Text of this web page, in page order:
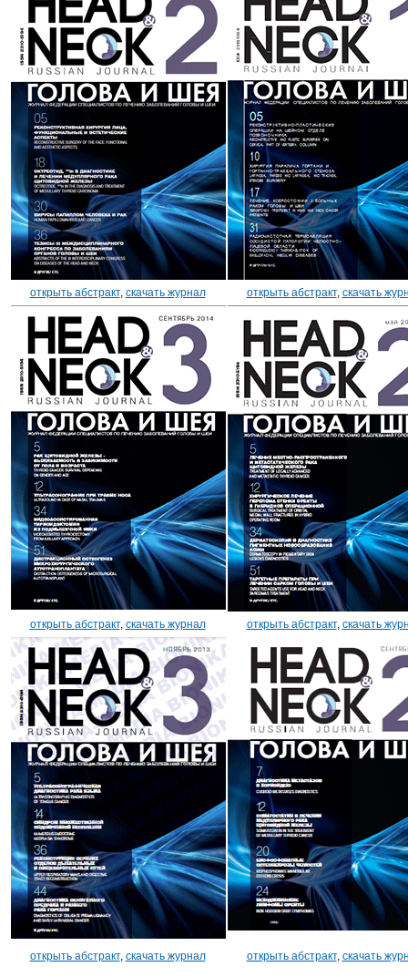
открыть абстракт, скачать журнал открыть абстракт, скачать
открыть абстракт, скачать журнал открыть абстракт, скачать
открыть абстракт, скачать журнал открыть абстракт, скачать